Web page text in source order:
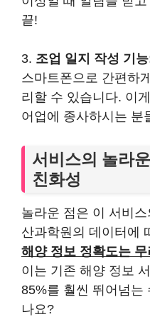
끝!
3. 조업 일지 작성 기
스마트폰으로 간편하
리할 수 있습니다. 이
어업에 종사하시는 분
서비스의 놀라
친화성
놀라운 점은 이 서비
산과학원의 데이터에
해양 정보 정확도는
이는 기존 해양 정보
85%를 훨씬 뛰어넘는
나요?